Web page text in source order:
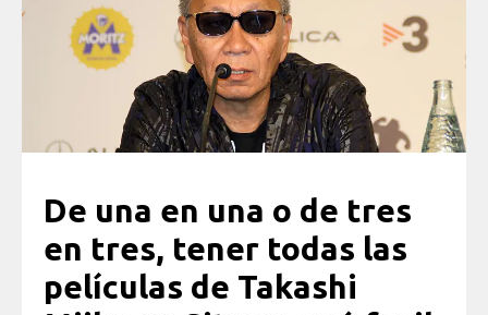
De una en una o de tres
en tres, tener todas las
películas de Takashi